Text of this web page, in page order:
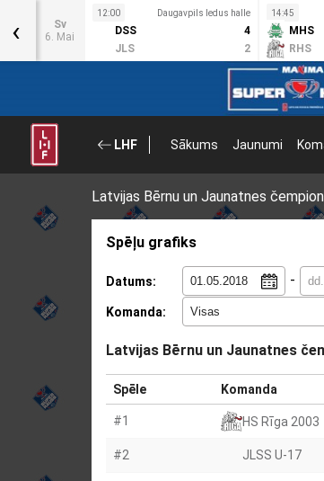
Sv
6. Mai
12:00 Daugavpils ledus halle
DSS
4
JLS
2
14:45
MHS
RHS
‹
LHF Sākums Jaunumi
Latvijas Bērnu un Jaunatnes
Spēļu grafiks
Datums: -
Komanda:
Latvijas Bērnu un Jaunatnes
Spēle Komanda
#1 HS Rīga 2003
#2 JLSS U-17